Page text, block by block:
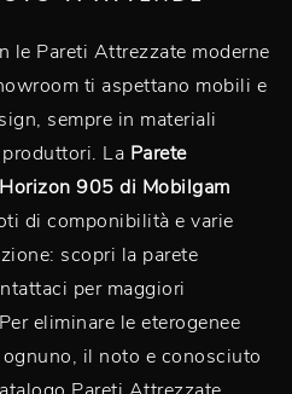
le Pareti Attrezzate moderne
ti aspettano mobili e
sempre in materiali
La Parete
905 di Mobilgam
di componibilità e varie
scopri la parete
per maggiori
eliminare le eterogenee
il noto e conosciuto